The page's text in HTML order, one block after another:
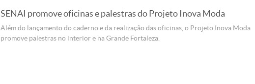
SENAI promove oficinas e palestras do Projeto Inova Moda
Além do lançamento do caderno e da realização das oficinas, o Projeto Inova Moda
promove palestras no interior e na Grande Fortaleza.